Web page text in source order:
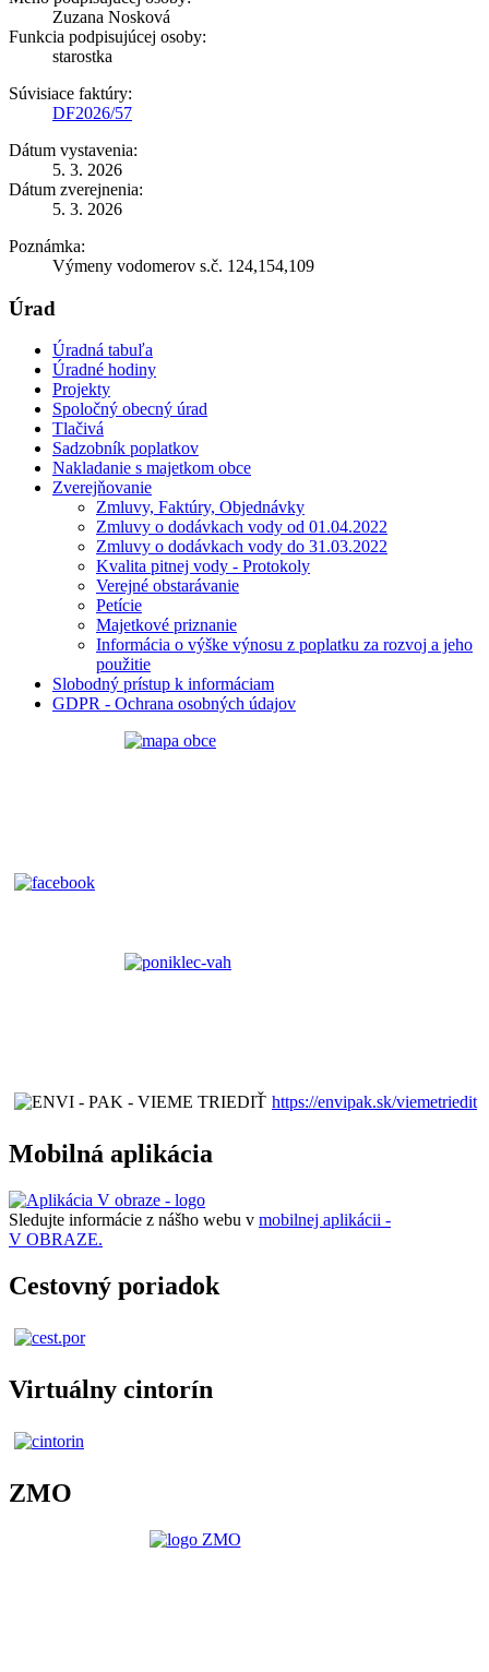
Zuzana Nosková
Funkcia podpisujúcej osoby:
starostka
Súvisiace faktúry:
DF2026/57
Dátum vystavenia:
5. 3. 2026
Dátum zverejnenia:
5. 3. 2026
Poznámka:
Výmeny vodomerov s.č. 124,154,109
Úrad
Úradná tabuľa
Úradné hodiny
Projekty
Spoločný obecný úrad
Tlačivá
Sadzobník poplatkov
Nakladanie s majetkom obce
Zverejňovanie
Zmluvy, Faktúry, Objednávky
Zmluvy o dodávkach vody od 01.04.2022
Zmluvy o dodávkach vody do 31.03.2022
Kvalita pitnej vody - Protokoly
Verejné obstarávanie
Petície
Majetkové priznanie
Informácia o výške výnosu z poplatku za rozvoj a jeho
použitie
Slobodný prístup k informáciam
GDPR - Ochrana osobných údajov
https://envipak.sk/viemetriedit
Mobilná aplikácia
Sledujte informácie z nášho webu v mobilnej aplikácii -
V OBRAZE.
Cestovný poriadok
Virtuálny cintorín
ZMO